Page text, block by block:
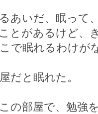
あいだ、眠って
とがあるけど、
で眠れるわけが
だと眠れた。
の部屋で、勉強